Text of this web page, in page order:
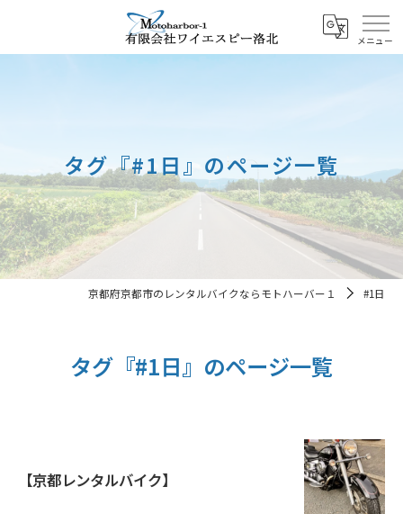
タグ『#1日』のページ一覧
京都府京都市のレンタルバイクならモトハーバー１ #1日
タグ『#1日』のページ一覧
【京都レンタルバイク】